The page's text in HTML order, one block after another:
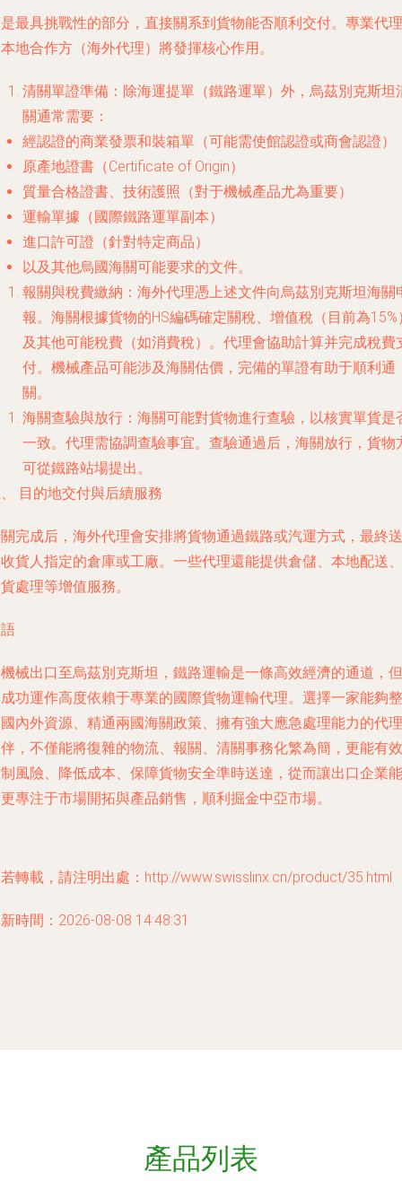
最具挑戰性的部分，直接關系到貨物能否順利交付。專業代理
地合作方（海外代理）將發揮核心作用。
清關單證準備 ：除海運提單（鐵路運單）外，烏茲別克斯坦
關通常需要：
經認證的商業發票和裝箱單（可能需使館認證或商會認證）
原產地證書（Certificate of Origin）
質量合格證書、技術護照（對于機械產品尤為重要）
運輸單據（國際鐵路運單副本）
進口許可證（針對特定商品）
以及其他烏國海關可能要求的文件。
報關與稅費繳納 ：海外代理憑上述文件向烏茲別克斯坦海關
報。海關根據貨物的HS編碼確定關稅、增值稅（目前為15%
及其他可能稅費（如消費稅）。代理會協助計算并完成稅費
付。機械產品可能涉及海關估價，完備的單證有助于順利通
關。
海關查驗與放行 ：海關可能對貨物進行查驗，以核實單貨是
一致。代理需協調查驗事宜。查驗通過后，海關放行，貨物
可從鐵路站場提出。
目的地交付與后續服務
完成后，海外代理會安排將貨物通過鐵路或汽運方式，最終送
貨人指定的倉庫或工廠。一些代理還能提供倉儲、本地配送、
處理等增值服務。
械出口至烏茲別克斯坦，鐵路運輸是一條高效經濟的通道，但
功運作高度依賴于專業的國際貨物運輸代理。選擇一家能夠整
內外資源、精通兩國海關政策、擁有強大應急處理能力的代理
，不僅能將復雜的物流、報關、清關事務化繁為簡，更能有效
風險、降低成本、保障貨物安全準時送達，從而讓出口企業能
專注于市場開拓與產品銷售，順利掘金中亞市場。
轉載，請注明出處：http://www.swisslinx.cn/product/35.html
時間：2026-08-08 14:48:31
產品列表